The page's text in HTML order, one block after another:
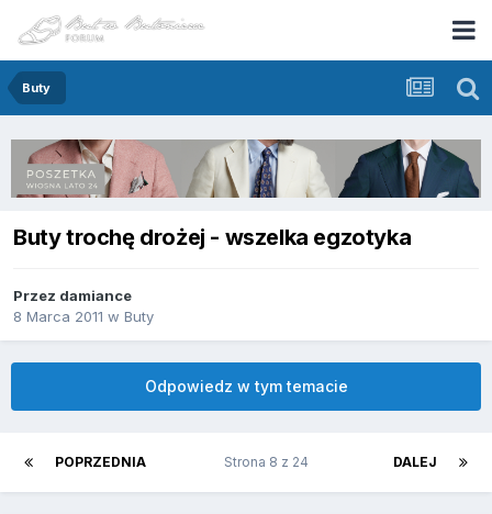
Buty
Buty trochę drożej - wszelka egzotyka
Przez damiance
8 Marca 2011 w Buty
Odpowiedz w tym temacie
POPRZEDNIA DALEJ
Strona 8 z 24